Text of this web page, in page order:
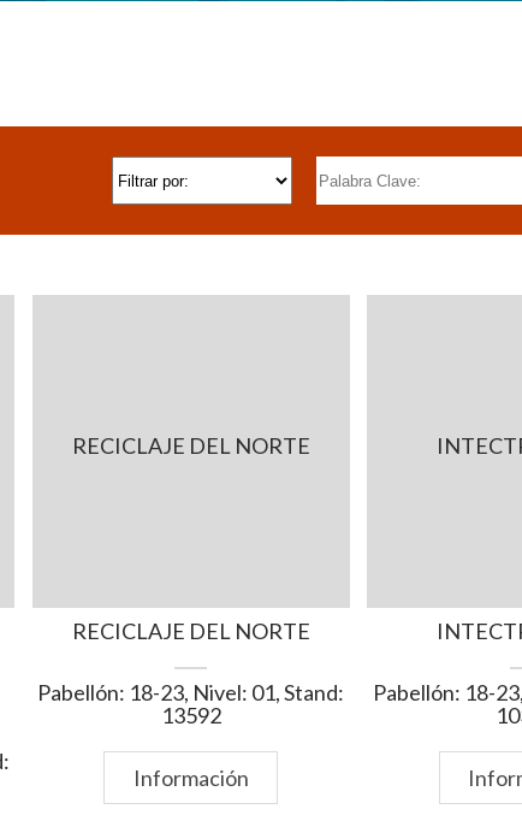
RECICLAJE DEL NORTE
RECICLAJE DEL NORTE
Pabellón: 18-23, Nivel: 01, Stand:
13592
Información
Pabellón: 18-